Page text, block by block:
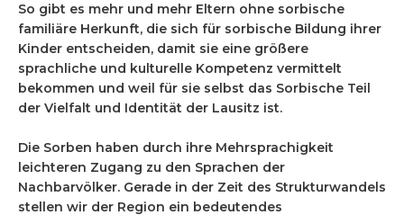
So gibt es mehr und mehr Eltern ohne sorbische
familiäre Herkunft, die sich für sorbische Bildung ihrer
Kinder entscheiden, damit sie eine größere
sprachliche und kulturelle Kompetenz vermittelt
bekommen und weil für sie selbst das Sorbische Teil
der Vielfalt und Identität der Lausitz ist.
Die Sorben haben durch ihre Mehrsprachigkeit
leichteren Zugang zu den Sprachen der
Nachbarvölker. Gerade in der Zeit des Strukturwandels
stellen wir der Region ein bedeutendes